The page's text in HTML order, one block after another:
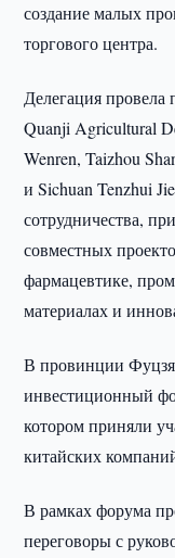
создание малых
торгового центра.
Делегация
Quanji Agricultural
Wenren, Taizhou
и Sichuan Tenzhui
сотрудничества,
совместных
фармацевтике,
материалах и
В провинции
инвестиционный
котором приняли
китайских
В рамках форума
переговоры с